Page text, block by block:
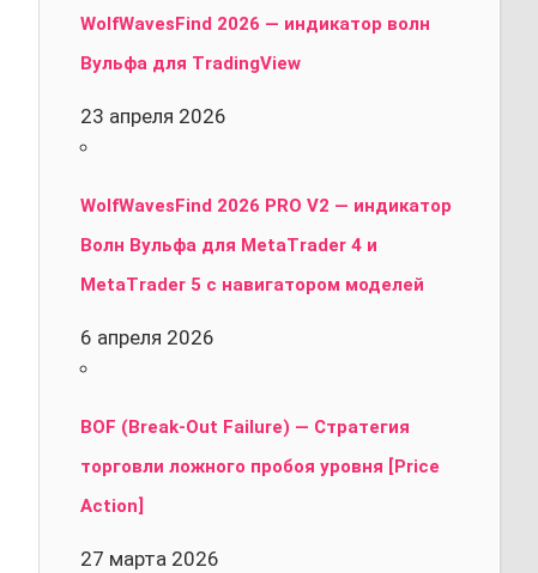
WolfWavesFind 2026 — индикатор волн
Вульфа для TradingView
23 апреля 2026
WolfWavesFind 2026 PRO V2 — индикатор
Волн Вульфа для MetaTrader 4 и
MetaTrader 5 с навигатором моделей
6 апреля 2026
BOF (Break-Out Failure) — Стратегия
торговли ложного пробоя уровня [Price
Action]
27 марта 2026